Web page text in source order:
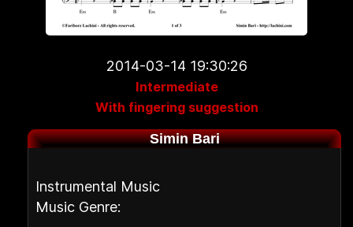
2014-03-14 19:30:26
Intermediate
With fingering suggestion
Simin Bari
Instrumental Music
Music Genre: